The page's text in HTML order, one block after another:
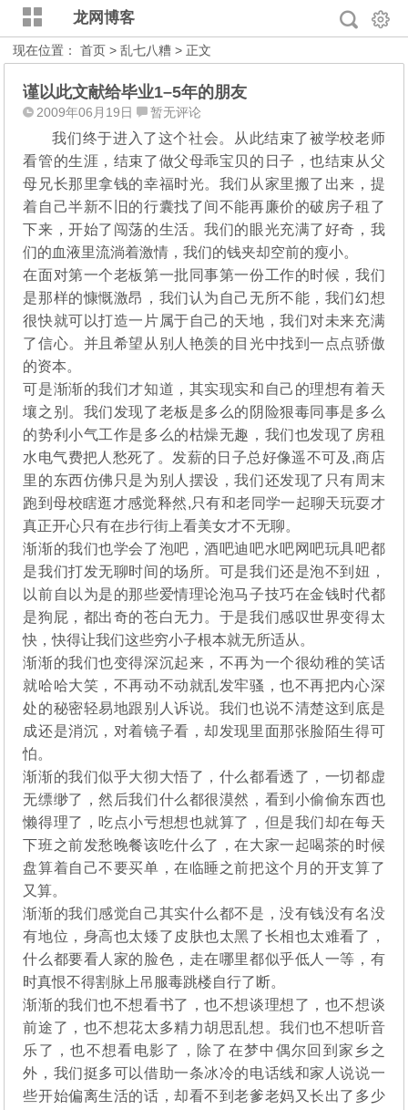
龙网博客
现在位置：首页 >乱七八糟 > 正文
谨以此文献给毕业1–5年的朋友
2009年06月19日 暂无评论
我们终于进入了这个社会。从此结束了被学校老师
看管的生涯，结束了做父母乖宝贝的日子，也结束从父
母兄长那里拿钱的幸福时光。我们从家里搬了出来，提
着自己半新不旧的行囊找了间不能再廉价的破房子租了
下来，开始了闯荡的生活。我们的眼光充满了好奇，我
们的血液里流淌着激情，我们的钱夹却空前的瘦小。
在面对第一个老板第一批同事第一份工作的时候，我们
是那样的慷慨激昂，我们认为自己无所不能，我们幻想
很快就可以打造一片属于自己的天地，我们对未来充满
了信心。并且希望从别人艳羡的目光中找到一点点骄傲
的资本。
可是渐渐的我们才知道，其实现实和自己的理想有着天
壤之别。我们发现了老板是多么的阴险狠毒同事是多么
的势利小气工作是多么的枯燥无趣，我们也发现了房租
水电气费把人愁死了。发薪的日子总好像遥不可及,商店
里的东西仿佛只是为别人摆设，我们还发现了只有周末
跑到母校瞎逛才感觉释然,只有和老同学一起聊天玩耍才
真正开心只有在步行街上看美女才不无聊。
渐渐的我们也学会了泡吧，酒吧迪吧水吧网吧玩具吧都
是我们打发无聊时间的场所。可是我们还是泡不到妞，
以前自以为是的那些爱情理论泡马子技巧在金钱时代都
是狗屁，都出奇的苍白无力。于是我们感叹世界变得太
快，快得让我们这些穷小子根本就无所适从。
渐渐的我们也变得深沉起来，不再为一个很幼稚的笑话
就哈哈大笑，不再动不动就乱发牢骚，也不再把内心深
处的秘密轻易地跟别人诉说。我们也说不清楚这到底是
成还是消沉，对着镜子看，却发现里面那张脸陌生得可
怕。
渐渐的我们似乎大彻大悟了，什么都看透了，一切都虚
无缥缈了，然后我们什么都很漠然，看到小偷偷东西也
懒得理了，吃点小亏想想也就算了，但是我们却在每天
下班之前发愁晚餐该吃什么了，在大家一起喝茶的时候
盘算着自己不要买单，在临睡之前把这个月的开支算了
又算。
渐渐的我们感觉自己其实什么都不是，没有钱没有名没
有地位，身高也太矮了皮肤也太黑了长相也太难看了，
什么都要看人家的脸色，走在哪里都似乎低人一等，有
时真恨不得割脉上吊服毒跳楼自行了断。
渐渐的我们也不想看书了，也不想谈理想了，也不想谈
前途了，也不想花太多精力胡思乱想。我们也不想听音
乐了，也不想看电影了，除了在梦中偶尔回到家乡之
外，我们挺多可以借助一条冰冷的电话线和家人说说一
些开始偏离生活的话，却看不到老爹老妈又长出了多少